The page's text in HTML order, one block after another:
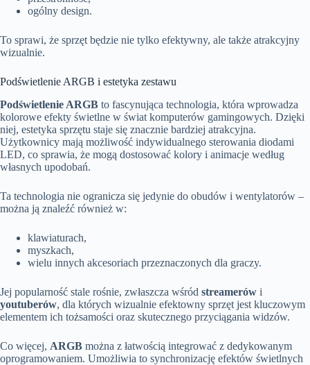
ogólny design.
To sprawi, że sprzęt będzie nie tylko efektywny, ale także atrakcyjny
wizualnie.
Podświetlenie ARGB i estetyka zestawu
Podświetlenie ARGB to fascynująca technologia, która wprowadza
kolorowe efekty świetlne w świat komputerów gamingowych. Dzięki
niej, estetyka sprzętu staje się znacznie bardziej atrakcyjna.
Użytkownicy mają możliwość indywidualnego sterowania diodami
LED, co sprawia, że mogą dostosować kolory i animacje według
własnych upodobań.
Ta technologia nie ogranicza się jedynie do obudów i wentylatorów –
można ją znaleźć również w:
klawiaturach,
myszkach,
wielu innych akcesoriach przeznaczonych dla graczy.
Jej popularność stale rośnie, zwłaszcza wśród streamerów i
youtuberów, dla których wizualnie efektowny sprzęt jest kluczowym
elementem ich tożsamości oraz skutecznego przyciągania widzów.
Co więcej, ARGB można z łatwością integrować z dedykowanym
oprogramowaniem. Umożliwia to synchronizację efektów świetlnych